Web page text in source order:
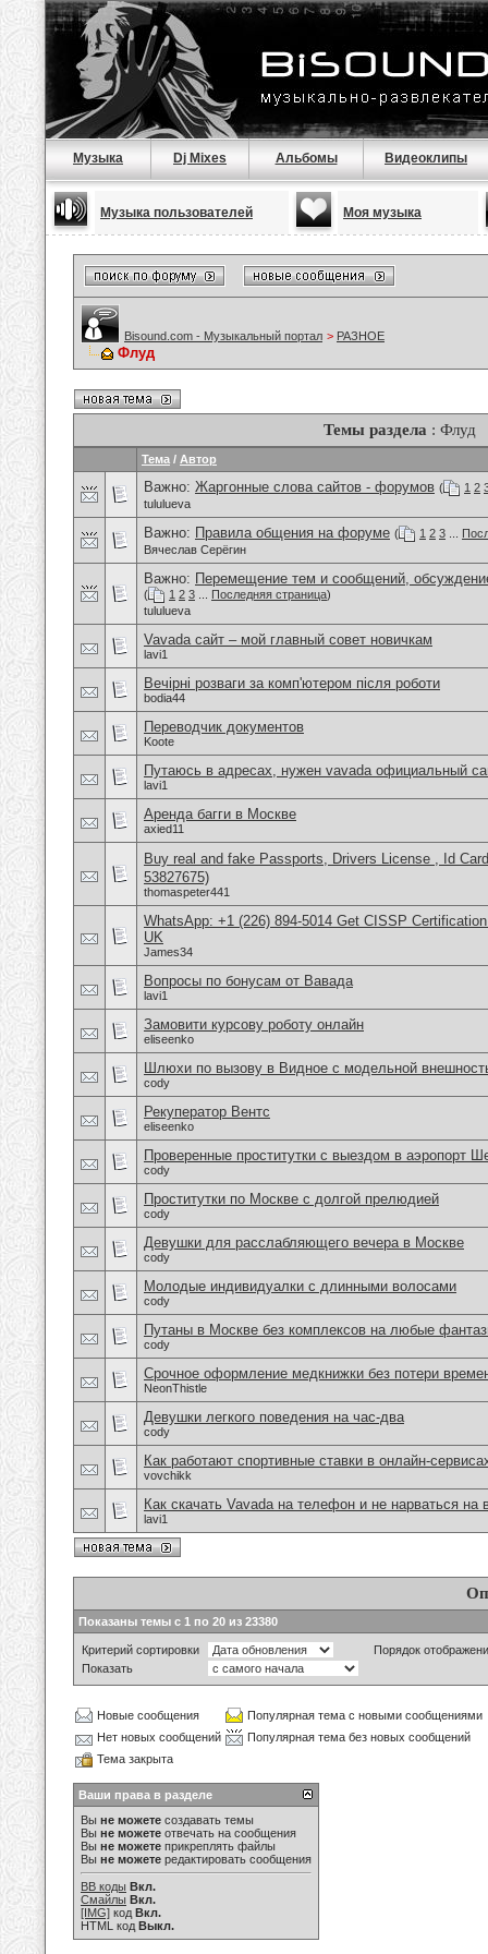
Музыка Dj Mixes Альбомы Видеоклипы
Музыка пользователей Моя музыка
Bisound.com - Музыкальный портал > РАЗНОЕ
Флуд
Темы раздела : Флуд
Тема / Автор
Важно: Жаргонные слова сайтов - форумов ( 1 2
tululueva
Важно: Правила общения на форуме ( 1 2 3
Вячеслав Серёгин
Важно: Перемещение тем и сообщений,
( 1 2 3 Последняя страница)
tululueva
Vavada сайт – мой главный совет новичкам
lavi1
Вечірні розваги за комп'ютером після роботи
bodia44
Переводчик документов
Koote
Путаюсь в адресах, нужен vavada официальный
lavi1
Аренда багги в Москве
axied11
Buy real and fake Passports, Drivers License , Id
53827675)
thomaspeter441
WhatsApp: +1 (226) 894-5014​ Get CISSP
UK
James34
Вопросы по бонусам от Вавада
lavi1
Замовити курсову роботу онлайн
eliseenko
Шлюхи по вызову в Видное с модельной
cody
Рекуператор Вентс
eliseenko
Проверенные проститутки с выездом в аэропорт
cody
Проститутки по Москве с долгой прелюдией
cody
Девушки для расслабляющего вечера в Москве
cody
Молодые индивидуалки с длинными волосами
cody
Путаны в Москве без комплексов на любые
cody
Срочное оформление медкнижки без потери
NeonThistle
Девушки легкого поведения на час-два
cody
Как работают спортивные ставки в онлайн-
vovchikk
Как скачать Vavada на телефон и не нарваться на
lavi1
Показаны темы с 1 по 20 из 23380
Критерий сортировки
Порядок
Показать
Новые сообщения
Популярная тема с новыми сообщениями
Нет новых сообщений
Популярная тема без новых сообщений
Тема закрыта
Ваши права в разделе
Вы не можете создавать темы
Вы не можете отвечать на сообщения
Вы не можете прикреплять файлы
Вы не можете редактировать сообщения
BB коды Вкл.
Смайлы Вкл.
[IMG] код Вкл.
HTML код Выкл.